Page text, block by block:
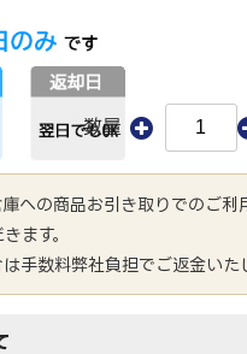
数量
への商品お引き取りでのご利
ます。
手数料弊社負担でご返金いた